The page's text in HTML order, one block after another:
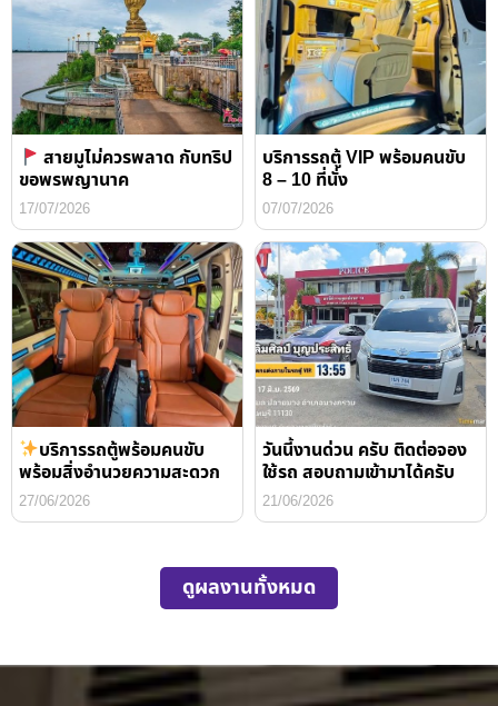
สายมูไม่ควรพลาด กับทริป
ขอพรพญานาค
17/07/2026
บริการรถตู้ VIP พร้อมคนขับ
8 – 10 ที่นั่ง
07/07/2026
บริการรถตู้พร้อมคนขับ
พร้อมสิ่งอำนวยความสะดวก
27/06/2026
วันนี้งานด่วน ครับ ติดต่อจอง
ใช้รถ สอบถามเข้ามาได้ครับ
21/06/2026
ดูผลงานทั้งหมด